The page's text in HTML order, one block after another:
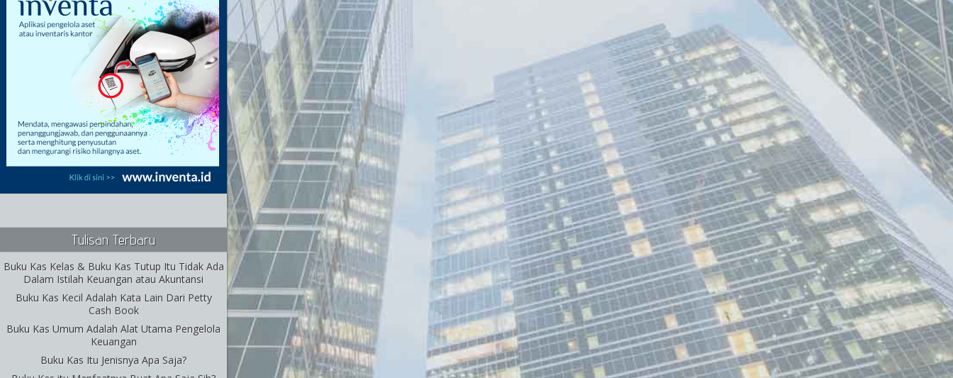
Tulisan Terbaru
Buku Kas Kelas & Buku Kas Tutup Itu Tidak Ada
Dalam Istilah Keuangan atau Akuntansi
Buku Kas Kecil Adalah Kata Lain Dari Petty
Cash Book
Buku Kas Umum Adalah Alat Utama Pengelola
Keuangan
Buku Kas Itu Jenisnya Apa Saja?